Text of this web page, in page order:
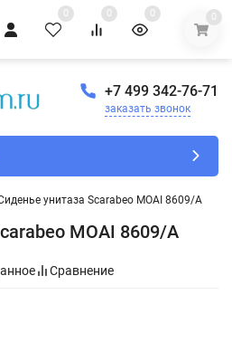
0 0 0 0
+7 499 342-76-71
заказать звонок
унитаза Scarabeo MOAI 8609/A
MOAI 8609/A
Сравнение